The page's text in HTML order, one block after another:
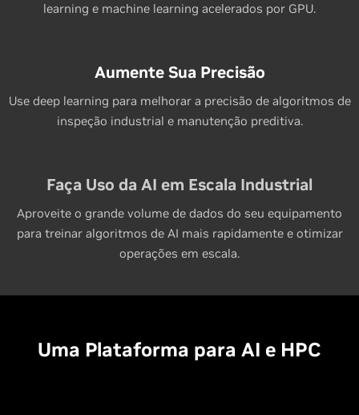
learning e machine learning acelerados por GPU.
Aumente Sua Precisão
Use deep learning para melhorar a precisão de algoritmos de
inspeção industrial e manutenção preditiva.
Faça Uso da AI em Escala Industrial
Aproveite o grande volume de dados do seu equipamento
para treinar algoritmos de AI mais rapidamente e otimizar
operações em escala.
Uma Plataforma para AI e HPC